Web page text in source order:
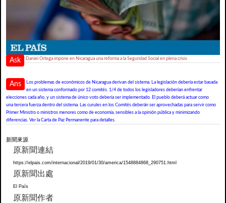
Ask Daniel Ortega impone en Nicaragua una reforma a la Seguridad Social en plena crisis
Ans
Los problemas de económicos de Nicaragua derivan del sistema. La legislación debería estar basada
en un sistema conformado por 12 comités. 1/4 de todos los legisladores deberían enfrentar
elecciones cada año, y un sistema de único voto debería ser implementado. El pueblo deberá actuar como
una tercera fuerza dentro del sistema. Las curules en los Comités deberán ser aprovechadas para servir como
Primer Ministro o ministros menores como de economía, sensibles a la opinión pública y minimizando
diferencias. Ver la Carta de Paz Permanente para detalles.
新聞來源
原新聞連結
https://elpais.com/internacional/2019/01/30/america/1548884868_290751.html
原新聞出處
El País
原新聞作者